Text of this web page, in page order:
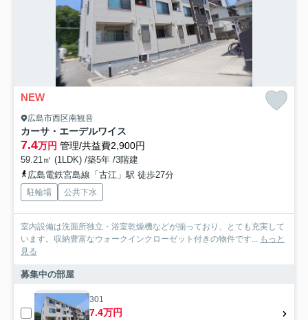
NEW
広島市西区南観音
カーサ・エーデルワイス
7.4万円 管理/共益費2,900円
59.21㎡ (1LDK) /築5年 /3階建
広島電鉄宮島線「古江」駅 徒歩27分
駐輪場 公共下水
室内設備は洗面所独立・浴室乾燥機などが揃っており、とても充実して
います。収納豊富なウォークインクローゼット付きの物件です...
もっと
見る
募集中の部屋
301
7.4万円